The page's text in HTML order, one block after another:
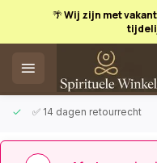
🌴 Wij zijn met
✅ 14 dagen retourrecht
Afrekenen is